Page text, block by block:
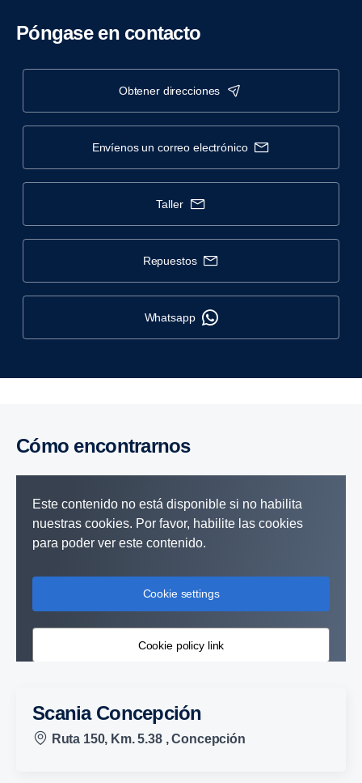
Póngase en contacto
obtener direcciones
envíenos un correo electrónico
taller
repuestos
whatsapp
Cómo encontrarnos
Este contenido no está disponible si no habilita
nuestras cookies. Por favor, habilite las cookies
para poder ver este contenido.
Cookie settings
Cookie policy link
Scania Concepción
Ruta 150, Km. 5.38 , Concepción